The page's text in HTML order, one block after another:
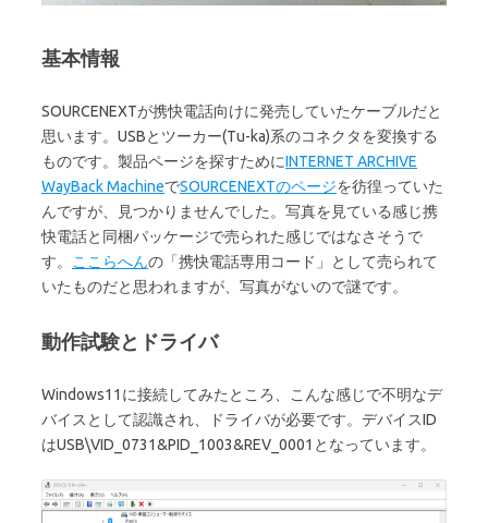
基本情報
SOURCENEXTが携快電話向けに発売していたケーブルだと
思います。USBとツーカー(Tu-ka)系のコネクタを変換する
ものです。製品ページを探すためにINTERNET ARCHIVE
WayBack MachineでSOURCENEXTのページを彷徨っていた
んですが、見つかりませんでした。写真を見ている感じ携
快電話と同梱パッケージで売られた感じではなさそうで
す。
ここらへんの「携快電話専用コード」として売られて
いたものだと思われますが、写真がないので謎です。
動作試験とドライバ
Windows11に接続してみたところ、こんな感じで不明なデ
バイスとして認識され、ドライバが必要です。デバイスID
はUSB\VID_0731&PID_1003&REV_0001となっています。